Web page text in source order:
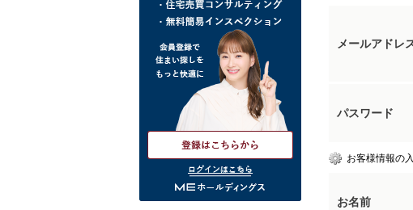
メールアドレ
パスワード
お客様情報の
お名前
ログインはこちら